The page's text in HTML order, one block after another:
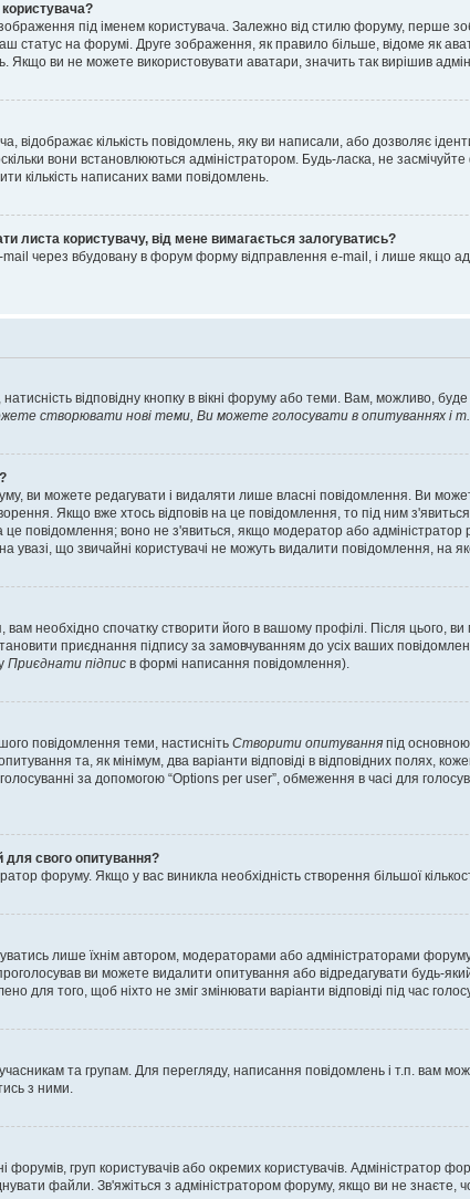
під іменем користувача. Залежно від стилю форуму, перше
статус на форумі. Друге зображення, як правило більше, відоме як
Якщо ви не можете використовувати аватари, значить так вирішив
відображає кількість повідомлень, яку ви написали, або дозволяє
вони встановлюються адміністратором. Будь-ласка, не
кількість написаних вами повідомлень.
листа користувачу, від мене вимагається залогуватись?
через вбудовану в форум форму відправлення e-mail, і лише якщо
відповідну кнопку в вікні форуму або теми. Вам, можливо,
створювати нові теми, Ви можете голосувати в опитуваннях і
ви можете редагувати і видаляти лише власні повідомлення. Ви
Якщо вже хтось відповів на це повідомлення, то під ним
це повідомлення; воно не з'явиться, якщо модератор або
увазі, що звичайні користувачі не можуть видалити повідомлення, на
необхідно спочатку створити його в вашому профілі. Після цього,
приєднання підпису за замовчуванням до усіх ваших
Приєднати підпис в формі написання повідомлення).
повідомлення теми, настисніть Створити опитування під
та, як мінімум, два варіанти відповіді в відповідних полях,
за допомогою “Options per user”, обмеження в часі для
для свого опитування?
форуму. Якщо у вас виникла необхідність створення більшої
лише їхнім автором, модераторами або адміністраторами
ви можете видалити опитування або відредагувати будь-
для того, щоб ніхто не зміг змінювати варіанти відповіді під час
та групам. Для перегляду, написання повідомлень і т.п. вам
з ними.
груп користувачів або окремих користувачів.
файли. Зв'яжіться з адміністратором форуму, якщо ви не